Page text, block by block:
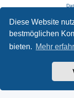
Diese Website
bestmöglichen
bieten. Mehr